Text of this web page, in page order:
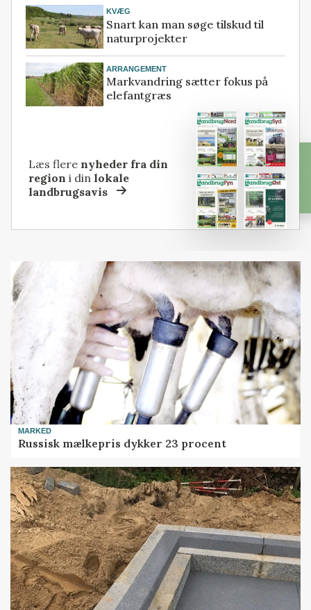
KVÆG
Snart kan man søge tilskud til
naturprojekter
ARRANGEMENT
Markvandring sætter fokus på
elefantgræs
Læs flere nyheder fra din
region i dinlokale
landbrugsavis
MARKED
Russisk mælkepris dykker 23 procent